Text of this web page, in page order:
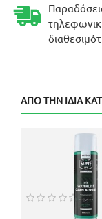
ΑΠΌ ΤΗΝ ΊΔΙΑ